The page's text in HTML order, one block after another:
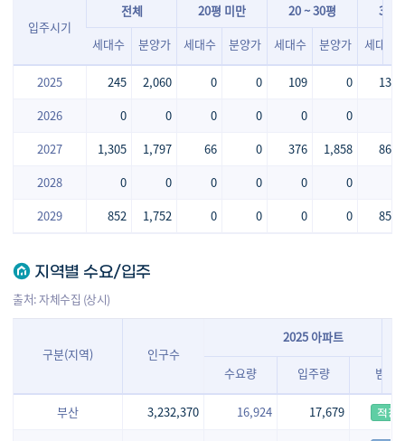
입주시기
전체 20평 미만 20 ~ 30평
30 ~
세대수
분양가 세대수 분양가 세대수 분양가 세대수
2025 245 2,060 0 0 109 0
136
2026
0 0 0 0 0 0
2027
1,305 1,797 66 0 376 1,858
863
2028
0 0 0 0 0 0
2029
852 1,752 0 0 0 0 852
지역별 수요/입주
출처: 자체수집 (상시)
구분(지역) 인구수
2025 아파트
수요량 입주량 범례
부산 3,232,370 16,924 17,679